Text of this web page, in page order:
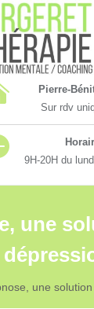
Pierre-
Sur rdv
9H-20H du
une
une